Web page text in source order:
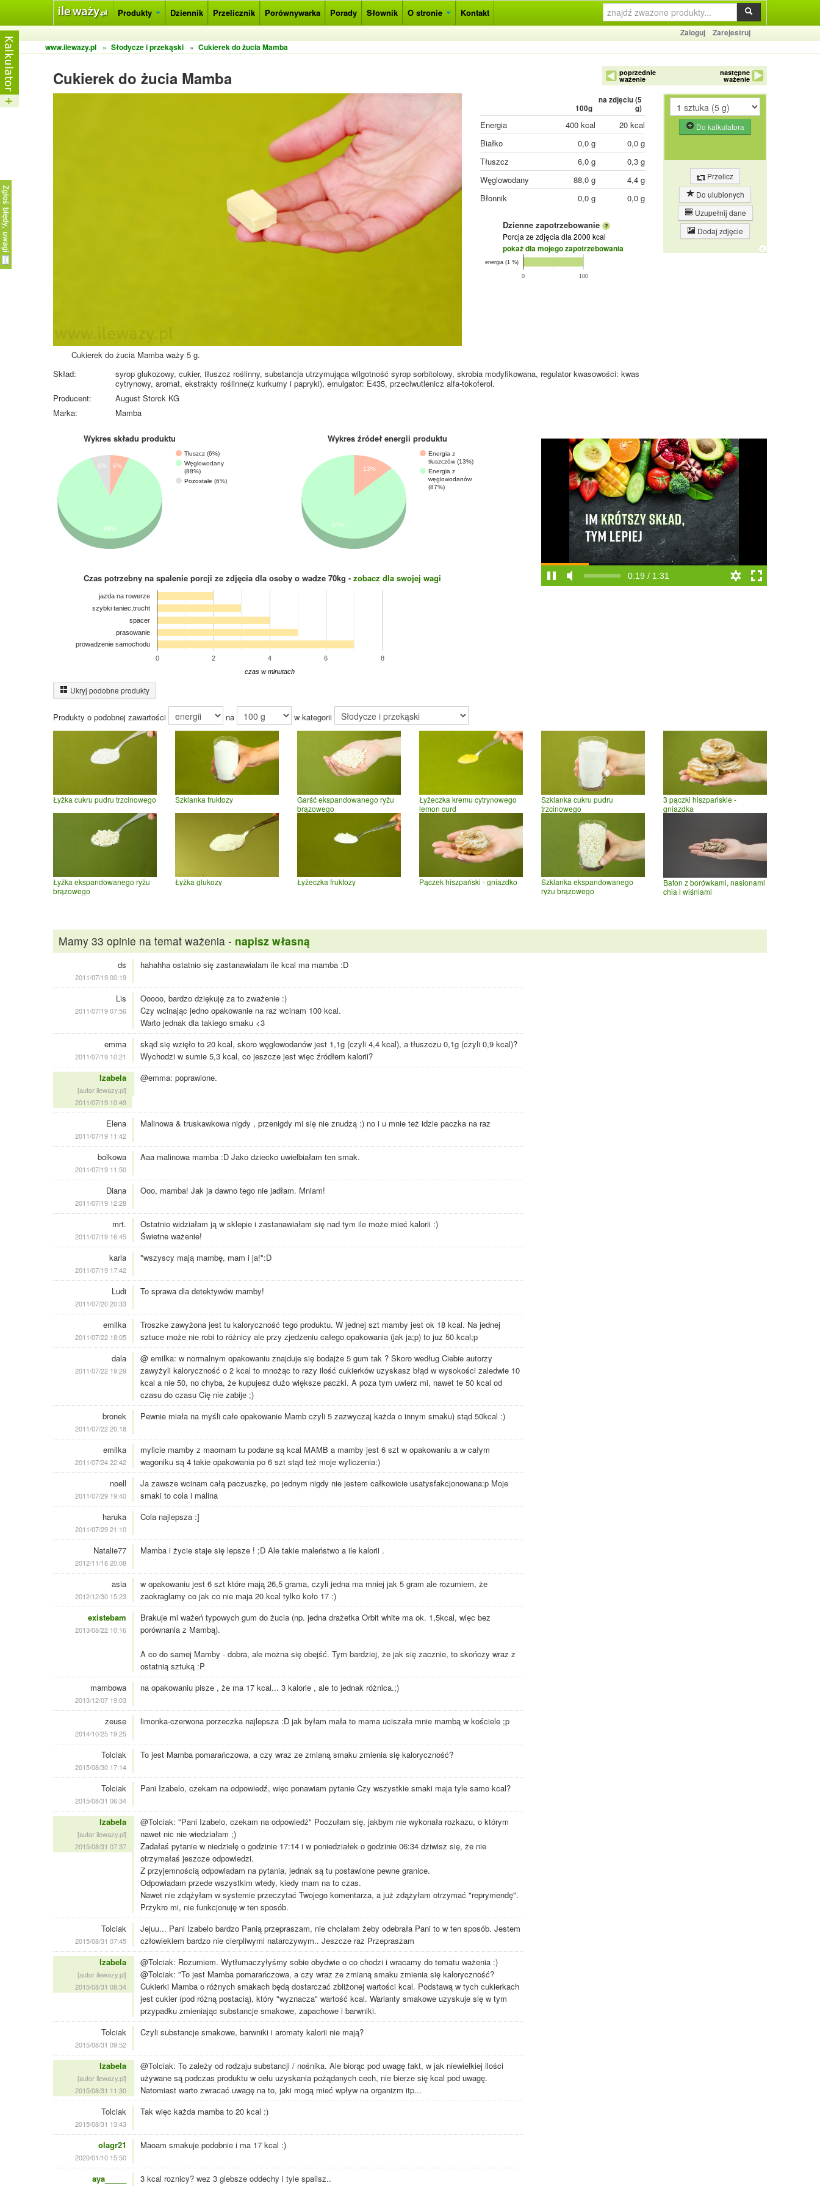
Produkty Dziennik Przelicznik Porównywarka Porady Słownik O stronie Kontakt
Zaloguj
Zarejestruj
www.ilewazy.pl
» Słodycze i przekąski » Cukierek do żucia Mamba
Cukierek do żucia Mamba poprzednie
ważenie
następne
ważenie
Cukierek do żucia Mamba waży 5 g.
100g
na zdjęciu (5
g)
Energia 400 kcal
20 kcal
Białko
0,0 g
0,0 g
Tłuszcz
6,0 g
0,3 g
Węglowodany
88,0 g
4,4 g
Błonnik
0,0 g 0,0 g
Dzienne zapotrzebowanie
Porcja ze zdjęcia dla 2000 kcal
pokaż dla mojego zapotrzebowania
0 100
energia (1 %)
Do kalkulatora
Przelicz
Do ulubionych
Uzupełnij dane
Dodaj zdjęcie
Skład:
syrop glukozowy, cukier, tłuszcz roślinny, substancja utrzymująca wilgotność syrop sorbitolowy, skrobia modyfikowana, regulator kwasowości: kwas
cytrynowy, aromat, ekstrakty roślinne(z kurkumy i papryki), emulgator: E435, przeciwutlenicz alfa-tokoferol.
Producent:
August Storck KG
Marka:
Mamba
Wykres składu produktu
Tłuszcz (6%)
Węglowodany
(88%)
Pozostałe (6%)
6%
6%
88%
Wykres źródeł energii produktu
Energia z
tłuszczów (13%)
Energia z
węglowodanów
(87%)
13%
87%
Czas potrzebny na spalenie porcji ze zdjęcia dla osoby o wadze 70kg - zobacz dla swojej wagi
0 2 4 6 8
jazda na rowerze
szybki taniec,trucht
spacer
prasowanie
prowadzenie samochodu
czas w minutach
0:20 / 1:31
Ukryj podobne produkty
Produkty o podobnej zawartości na w kategorii
Łyżka cukru pudru trzcinowego Szklanka fruktozy
Garść ekspandowanego ryżu
brązowego
Łyżeczka kremu cytrynowego
lemon curd
Szklanka cukru pudru
trzcinowego
3 pączki hiszpańskie -
gniazdka
Łyżka ekspandowanego ryżu
brązowego
Łyżka glukozy Łyżeczka fruktozy Pączek hiszpański - gniazdko
Szklanka ekspandowanego
ryżu brązowego
Baton z borówkami, nasionami
chia i wiśniami
Mamy 33 opinie na temat ważenia - napisz własną
ds
2011/07/19 00:19
hahahha ostatnio się zastanawialam ile kcal ma mamba :D
Lis
2011/07/19 07:56
Ooooo, bardzo dziękuję za to zważenie :)
Czy wcinając jedno opakowanie na raz wcinam 100 kcal.
Warto jednak dla takiego smaku <3
emma
2011/07/19 10:21
skąd się wzięło to 20 kcal, skoro węglowodanów jest 1,1g (czyli 4,4 kcal), a tłuszczu 0,1g (czyli 0,9 kcal)?
Wychodzi w sumie 5,3 kcal, co jeszcze jest więc źródłem kalorii?
Izabela
[autor ilewazy.pl]
2011/07/19 10:49
@emma: poprawione.
Elena
2011/07/19 11:42
Malinowa & truskawkowa nigdy , przenigdy mi się nie znudzą :) no i u mnie też idzie paczka na raz
bolkowa
2011/07/19 11:50
Aaa malinowa mamba :D Jako dziecko uwielbiałam ten smak.
Diana
2011/07/19 12:28
Ooo, mamba! Jak ja dawno tego nie jadłam. Mniam!
mrt.
2011/07/19 16:45
Ostatnio widziałam ją w sklepie i zastanawiałam się nad tym ile może mieć kalorii :)
Świetne ważenie!
karla
2011/07/19 17:42
"wszyscy mają mambę, mam i ja!":D
Ludi
2011/07/20 20:33
To sprawa dla detektywów mamby!
emilka
2011/07/22 18:05
Troszke zawyżona jest tu kaloryczność tego produktu. W jednej szt mamby jest ok 18 kcal. Na jednej
sztuce może nie robi to różnicy ale przy zjedzeniu całego opakowania (jak ja;p) to juz 50 kcal;p
dala
2011/07/22 19:29
@ emilka: w normalnym opakowaniu znajduje się bodajże 5 gum tak ? Skoro według Ciebie autorzy
zawyżyli kaloryczność o 2 kcal to mnożąc to razy ilość cukierków uzyskasz błąd w wysokości zaledwie 10
kcal a nie 50, no chyba, że kupujesz dużo większe paczki. A poza tym uwierz mi, nawet te 50 kcal od
czasu do czasu Cię nie zabije ;)
bronek
2011/07/22 20:18
Pewnie miała na myśli całe opakowanie Mamb czyli 5 zazwyczaj każda o innym smaku) stąd 50kcal :)
emilka
2011/07/24 22:42
mylicie mamby z maomam tu podane są kcal MAMB a mamby jest 6 szt w opakowaniu a w całym
wagoniku są 4 takie opakowania po 6 szt stąd też moje wyliczenia:)
noell
2011/07/29 19:40
Ja zawsze wcinam całą paczuszkę, po jednym nigdy nie jestem całkowicie usatysfakcjonowana:p Moje
smaki to cola i malina
haruka
2011/07/29 21:10
Cola najlepsza :]
Natalie77
2012/11/18 20:08
Mamba i życie staje się lepsze ! ;D Ale takie maleństwo a ile kalorii .
asia
2012/12/30 15:23
w opakowaniu jest 6 szt które mają 26,5 grama, czyli jedna ma mniej jak 5 gram ale rozumiem, że
zaokraglamy co jak co nie maja 20 kcal tylko koło 17 :)
existebam
2013/08/22 10:16
Brakuje mi ważeń typowych gum do żucia (np. jedna drażetka Orbit white ma ok. 1,5kcal, więc bez
porównania z Mambą).
A co do samej Mamby - dobra, ale można się obejść. Tym bardziej, że jak się zacznie, to skończy wraz z
ostatnią sztuką :P
mambowa
2013/12/07 19:03
na opakowaniu pisze , że ma 17 kcal... 3 kalorie , ale to jednak różnica.;)
zeuse
2014/10/25 19:25
limonka-czerwona porzeczka najlepsza :D jak byłam mała to mama uciszała mnie mambą w kościele ;p
Tolciak
2015/08/30 17:14
To jest Mamba pomarańczowa, a czy wraz ze zmianą smaku zmienia się kaloryczność?
Tolciak
2015/08/31 06:34
Pani Izabelo, czekam na odpowiedź, więc ponawiam pytanie Czy wszystkie smaki maja tyle samo kcal?
Izabela
[autor ilewazy.pl]
2015/08/31 07:37
@Tolciak: "Pani Izabelo, czekam na odpowiedź" Poczułam się, jakbym nie wykonała rozkazu, o którym
nawet nic nie wiedziałam ;)
Zadałaś pytanie w niedzielę o godzinie 17:14 i w poniedziałek o godzinie 06:34 dziwisz się, że nie
otrzymałaś jeszcze odpowiedzi.
Z przyjemnością odpowiadam na pytania, jednak są tu postawione pewne granice.
Odpowiadam przede wszystkim wtedy, kiedy mam na to czas.
Nawet nie zdążyłam w systemie przeczytać Twojego komentarza, a już zdążyłam otrzymać "reprymendę".
Przykro mi, nie funkcjonuję w ten sposób.
Tolciak
2015/08/31 07:45
Jejuu... Pani Izabelo bardzo Panią przepraszam, nie chciałam żeby odebrała Pani to w ten sposób. Jestem
człowiekiem bardzo nie cierpliwymi natarczywym.. Jeszcze raz Przepraszam
Izabela
[autor ilewazy.pl]
2015/08/31 08:34
@Tolciak: Rozumiem. Wytłumaczyłyśmy sobie obydwie o co chodzi i wracamy do tematu ważenia :)
@Tolciak: "To jest Mamba pomarańczowa, a czy wraz ze zmianą smaku zmienia się kaloryczność?
Cukierki Mamba o różnych smakach będą dostarczać zbliżonej wartości kcal. Podstawą w tych cukierkach
jest cukier (pod różną postacią), który "wyznacza" wartość kcal. Warianty smakowe uzyskuje się w tym
przypadku zmieniając substancje smakowe, zapachowe i barwniki.
Tolciak
2015/08/31 09:52
Czyli substancje smakowe, barwniki i aromaty kalorii nie mają?
Izabela
[autor ilewazy.pl]
2015/08/31 11:30
@Tolciak: To zależy od rodzaju substancji / nośnika. Ale biorąc pod uwagę fakt, w jak niewielkiej ilości
używane są podczas produktu w celu uzyskania pożądanych cech, nie bierze się kcal pod uwagę.
Natomiast warto zwracać uwagę na to, jaki mogą mieć wpływ na organizm itp...
Tolciak
2015/08/31 13:43
Tak więc każda mamba to 20 kcal :)
olagr21
2020/01/10 15:50
Maoam smakuje podobnie i ma 17 kcal :)
aya_____ 3 kcal roznicy? wez 3 glebsze oddechy i tyle spalisz..